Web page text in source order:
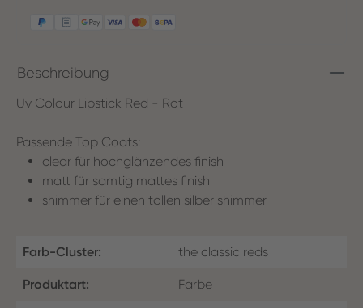
Beschreibung
Uv Colour Lipstick Red - Rot
Passende Top Coats:
clear für hochglänzendes finish
matt für samtig mattes finish
shimmer für einen tollen silber shimmer
Farb-Cluster: the classic reds
Produktart: Farbe